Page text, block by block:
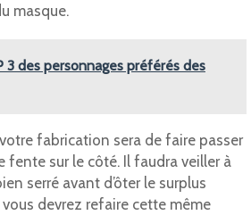
masque.
3 des personnages préférés des
fabrication sera de faire passer
fente sur le côté. Il faudra veiller à
serré avant d’ôter le surplus
vous devrez refaire cette même